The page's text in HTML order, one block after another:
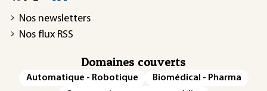
Nos newsletters
Nos flux RSS
Domaines couverts
Automatique - Robotique
Biomédical - Pharma